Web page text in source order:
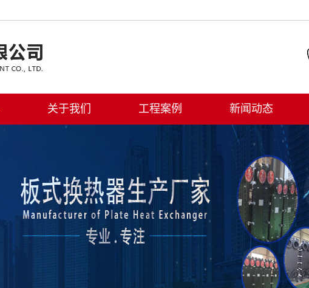
关于我们
联系我们
工程案例 新闻动态
公司新闻
行业新闻
技术知识